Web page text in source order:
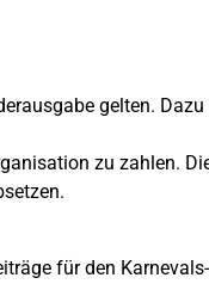
gelten. Dazu
zu zahlen.
für den